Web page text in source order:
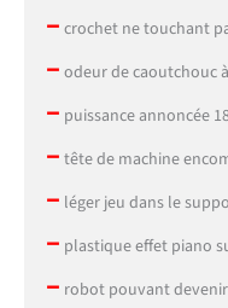
– crochet ne touchant
– odeur de caoutchouc
– puissance annoncée
– tête de machine
– léger jeu dans le
– plastique effet piano
– robot pouvant